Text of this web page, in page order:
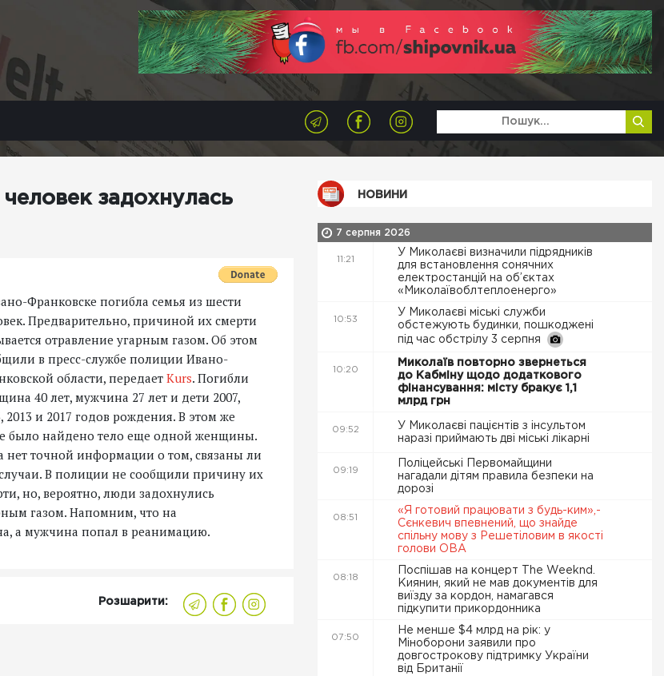
задохнулась
Франковске погибла семья из шести
Предварительно, причиной их смерти
отравление угарным газом. Об этом
в пресс-службе полиции Ивано-
области, передает Kurs. Погибли
40 лет, мужчина 27 лет и дети 2007,
2013 и 2017 годов рождения. В этом же
было найдено тело еще одной женщины.
нет точной информации о том, связаны ли
В полиции не сообщили причину их
но, вероятно, люди задохнулись
газом. Напомним, что на
а мужчина попал в реанимацию.
Розшарити:
НОВИНИ
7 серпня 2026
11:21
У Миколаєві визначили підрядників
для встановлення сонячних
електростанцій на об’єктах
«Миколаївоблтеплоенерго»
10:53
У Миколаєві міські служби
обстежують будинки, пошкоджені
під час обстрілу 3 серпня
10:20
Миколаїв повторно звернеться
до Кабміну щодо додаткового
фінансування: місту бракує 1,1
млрд грн
09:52
У Миколаєві пацієнтів з інсультом
наразі приймають дві міські лікарні
09:19
Поліцейські Первомайщини
нагадали дітям правила безпеки на
дорозі
08:51
«Я готовий працювати з будь-ким»,-
Сєнкевич впевнений, що знайде
спільну мову з Решетіловим в якості
голови ОВА
08:18
Поспішав на концерт The Weeknd.
Киянин, який не мав документів для
виїзду за кордон, намагався
підкупити прикордонника
07:50
Не менше $4 млрд на рік: у
Міноборони заявили про
довгострокову підтримку України
від Британії